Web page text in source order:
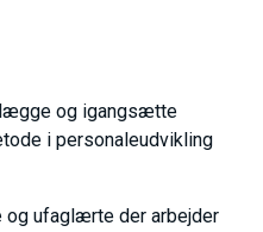
og igangsætte
i personaleudvikling
ufaglærte der arbejder